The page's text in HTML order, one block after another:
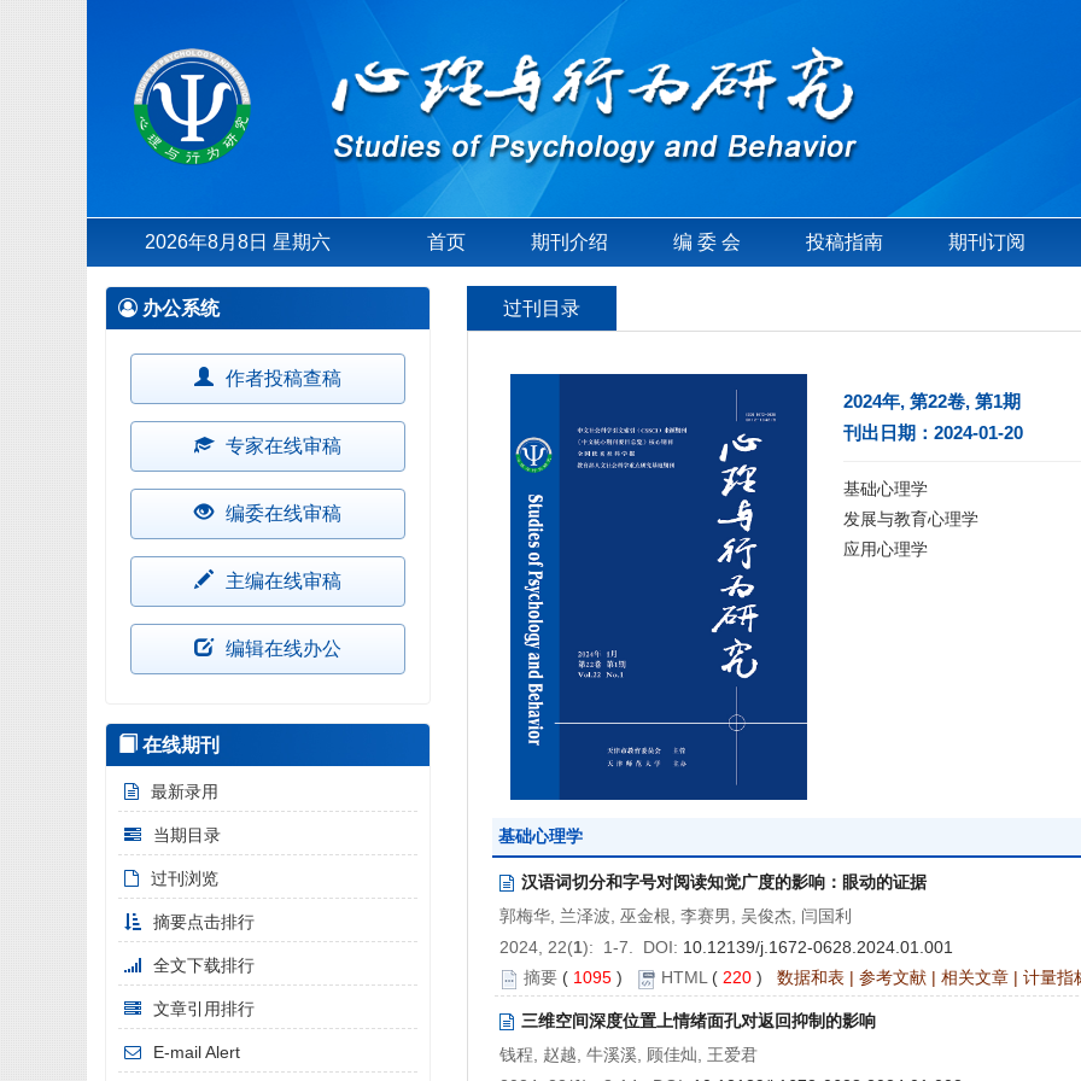
2026年8月8日 星期六 首页 期刊介绍 编 委 会 投稿指南 期刊订阅
过刊目录
2024年, 第22卷, 第1期
刊出日期：2024-01-20
基础心理学
发展与教育心理学
应用心理学
基础心理学
汉语词切分和字号对阅读知觉广度的影响：眼动的证据
郭梅华, 兰泽波, 巫金根, 李赛男, 吴俊杰, 闫国利
2024, 22(1): 1-7. DOI: 10.12139/j.1672-0628.2024.01.001
摘要 ( 1095 ) HTML( 220 ) 数据和表 | 参考文献 | 相关文章 | 计量指
三维空间深度位置上情绪面孔对返回抑制的影响
钱程, 赵越, 牛溪溪, 顾佳灿, 王爱君
办公系统
作者投稿查稿
专家在线审稿
编委在线审稿
主编在线审稿
编辑在线办公
在线期刊
最新录用
当期目录
过刊浏览
摘要点击排行
全文下载排行
文章引用排行
E-mail Alert